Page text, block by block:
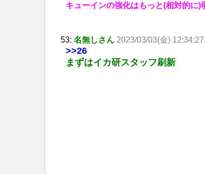
キューインの強化はもっと(相対的に)
53: 名無しさん 2023/03/03(金)
>>26
まずはイカ研スタッフ刷新